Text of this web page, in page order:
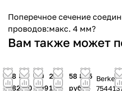
Поперечное сечение
проводов:макс. 4 мм?
Вам также может
38
282
8
600
90
499
29
128
58 805
руб.
Berker